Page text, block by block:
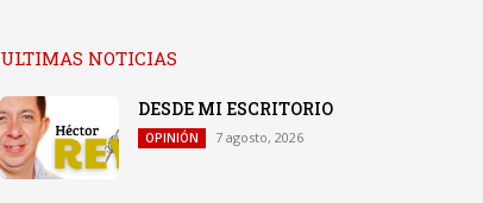
ULTIMAS NOTICIAS
DESDE MI ESCRITORIO
OPINIÓN 7 agosto, 2026